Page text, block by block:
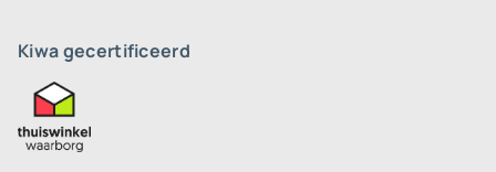
Kiwa gecertificeerd